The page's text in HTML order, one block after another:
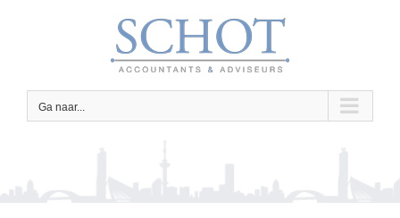
Ga naar...